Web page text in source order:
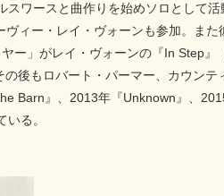
スワースと曲作りを始めソロとして
ィー・レイ・ヴォーンも参加。ま
ー」がレイ・ヴォーンの『In Step
の後もロバート・パーマー、カウン
Barn』、2013年『Unknown』、
る。